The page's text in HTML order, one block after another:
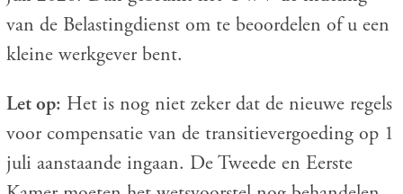
van de Belastingdienst om te beoordelen of u een
kleine werkgever bent.
Let op: Het is nog niet zeker dat de nieuwe regels
voor compensatie van de transitievergoeding op 1
juli aanstaande ingaan. De Tweede en Eerste